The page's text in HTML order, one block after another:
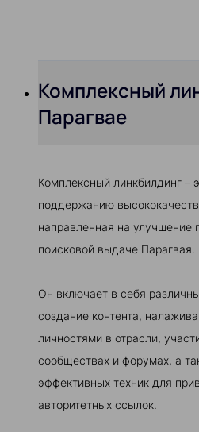
Комплексный
Парагвае
Комплексный линкбилдинг –
поддержанию
направленная на улучшение
поисковой выдаче Парагвая.
Он включает в себя
создание контента,
личностями в отрасли,
сообществах и форумах, а
эффективных техник для
авторитетных ссылок.